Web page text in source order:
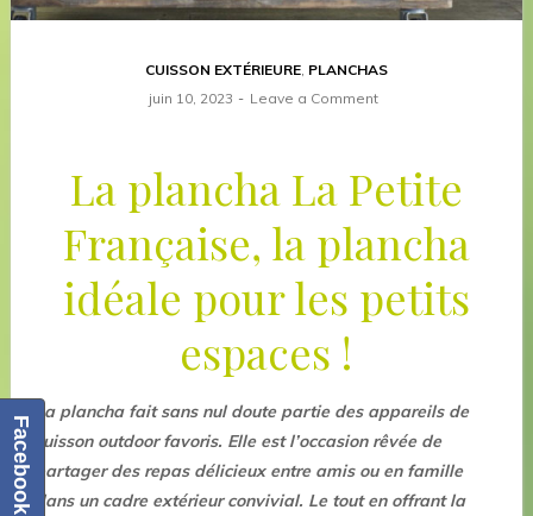
CUISSON EXTÉRIEURE, PLANCHAS
juin 10, 2023
Leave a Comment
La plancha La Petite
Française, la plancha
idéale pour les petits
espaces !
La plancha fait sans nul doute partie des appareils de
cuisson outdoor favoris. Elle est l’occasion rêvée de
partager des repas délicieux entre amis ou en famille
dans un cadre extérieur convivial. Le tout en offrant la
Facebook